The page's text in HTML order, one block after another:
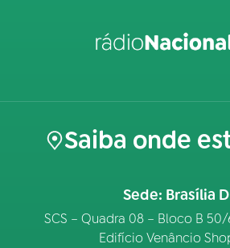
Saiba onde
Sede: Brasília
SCS – Quadra 08 – Bloco B 50/
Edifício Venâncio